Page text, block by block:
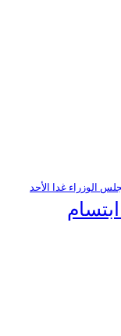
الوزراء غدا الأحد